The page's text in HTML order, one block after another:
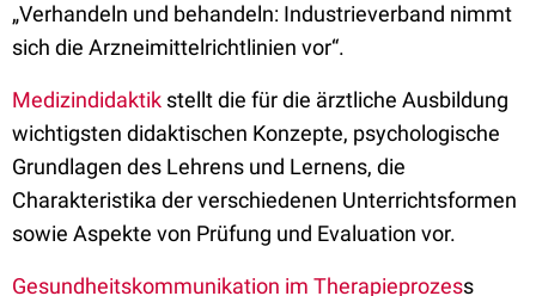
„Verhandeln und behandeln: Industrieverband nimmt
sich die Arzneimittelrichtlinien vor“.
Medizindidaktik stellt die für die ärztliche Ausbildung
wichtigsten didaktischen Konzepte, psychologische
Grundlagen des Lehrens und Lernens, die
Charakteristika der verschiedenen Unterrichtsformen
sowie Aspekte von Prüfung und Evaluation vor.
Gesundheitskommunikation im Therapieprozess